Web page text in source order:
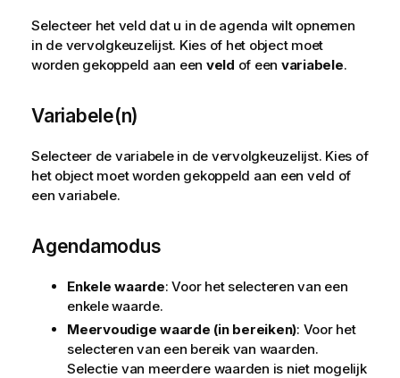
Selecteer het veld dat u in de agenda wilt opnemen
in de vervolgkeuzelijst. Kies of het object moet
worden gekoppeld aan een veld of een variabele.
Variabele(n)
Selecteer de variabele in de vervolgkeuzelijst. Kies of
het object moet worden gekoppeld aan een veld of
een variabele.
Agendamodus
Enkele waarde: Voor het selecteren van een
enkele waarde.
Meervoudige waarde (in bereiken): Voor het
selecteren van een bereik van waarden.
Selectie van meerdere waarden is niet mogelijk